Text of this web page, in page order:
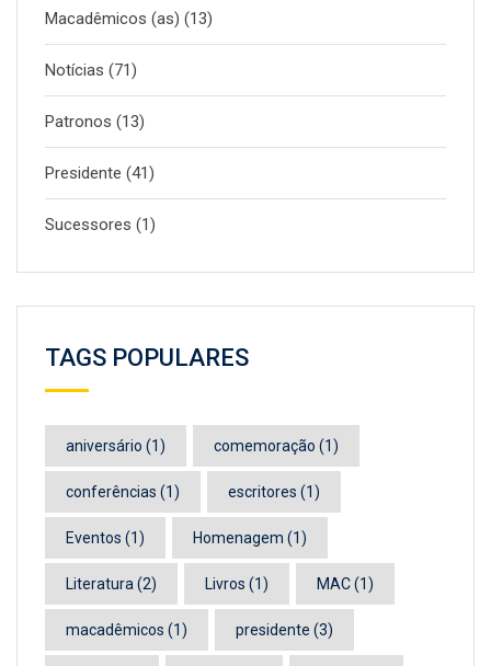
Macadêmicos (as) (13)
Notícias (71)
Patronos (13)
Presidente (41)
Sucessores (1)
TAGS POPULARES
aniversário (1) comemoração (1)
conferências (1) escritores (1)
Eventos (1) Homenagem (1)
Literatura (2) Livros (1) MAC(1)
macadêmicos (1) presidente (3)